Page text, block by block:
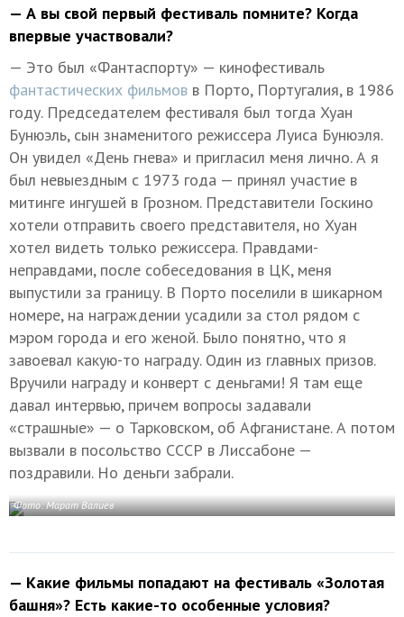
— А вы свой первый фестиваль помните? Когда
впервые участвовали?
— Это был «Фантаспорту» — кинофестиваль
фантастических фильмов в Порто, Португалия, в 1986
году. Председателем фестиваля был тогда Хуан
Бунюэль, сын знаменитого режиссера Луиса Бунюэля.
Он увидел «День гнева» и пригласил меня лично. А я
был невыездным с 1973 года — принял участие в
митинге ингушей в Грозном. Представители Госкино
хотели отправить своего представителя, но Хуан
хотел видеть только режиссера. Правдами-
неправдами, после собеседования в ЦК, меня
выпустили за границу. В Порто поселили в шикарном
номере, на награждении усадили за стол рядом с
мэром города и его женой. Было понятно, что я
завоевал какую-то награду. Один из главных призов.
Вручили награду и конверт с деньгами! Я там еще
давал интервью, причем вопросы задавали
«страшные» — о Тарковском, об Афганистане. А потом
вызвали в посольство СССР в Лиссабоне —
поздравили. Но деньги забрали.
Фото: Марат Валиев
— Какие фильмы попадают на фестиваль «Золотая
башня»? Есть какие-то особенные условия?